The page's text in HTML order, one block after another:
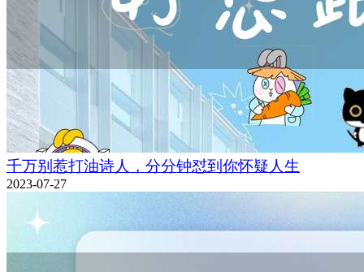
千万别惹打油诗人，分分钟怼到你怀疑人生
2023-07-27